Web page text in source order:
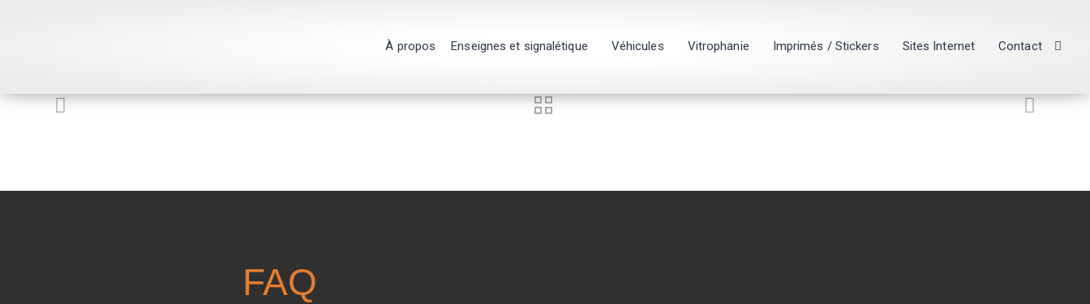
À propos Enseignes et signalétique Véhicules Vitrophanie Imprimés / Stickers Sites Internet Contact
FAQ